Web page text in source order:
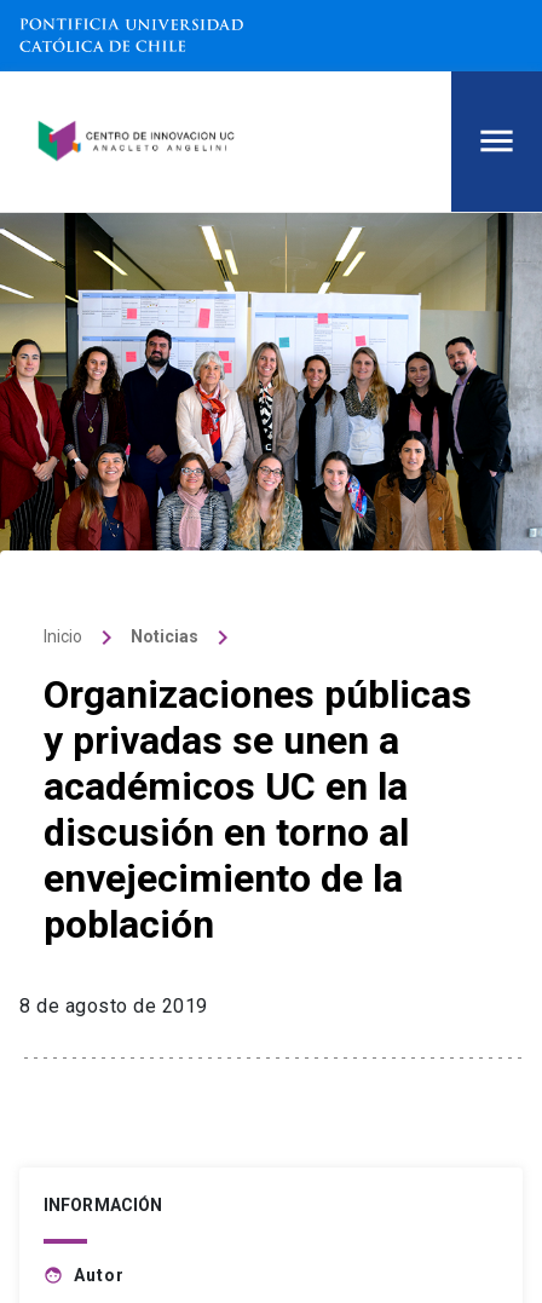
Inicio keyboard_arrow_right Noticias keyboard_arrow_right
Organizaciones públicas
y privadas se unen a
académicos UC en la
discusión en torno al
envejecimiento de la
población
8 de agosto de 2019
INFORMACIÓN
face Autor